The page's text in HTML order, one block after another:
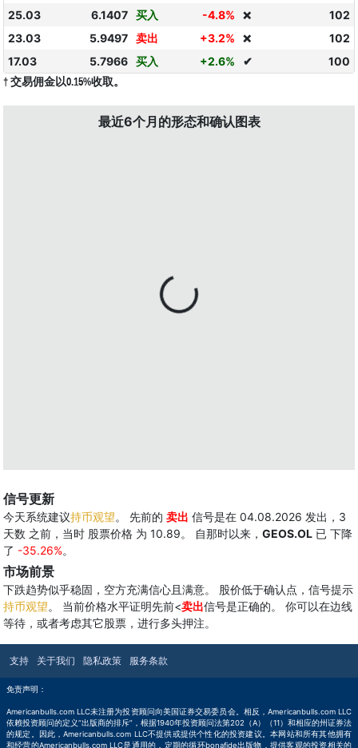
25.03
6.1407 买入 -4.8% ❌
102
23.03
5.9497 卖出 +3.2% ❌
102
17.03
5.7966 买入 +2.6% ✔ 100
† 交易佣金以0.15%收取。
最近6个月的形态和确认图表
信号更新
今天系统建议持币观望。 先前的 卖出 信号是在 04.08.2026 发出，3
天数 之前，当时 股票价格 为 10.89。 自那时以来， GEOS.OL 已 下降
了 -35.26%。
市场前景
下跌趋势似乎稳固，空方充满信心且满意。 股价低于确认点，信号提示
持币观望。 当前价格水平证明先前<卖出信号是正确的。 你可以在边线
等待，或者考虑其它股票，进行多头押注。
支持 关于我们 隐私政策 服务条款
免责声明：
Americanbulls.com LLC未注册为投资顾问向美国证券交易委员会。相反，Americanbulls.com LLC
依赖投资顾问的定义“出版商的排斥”，根据1940年投资顾问法第202（A）（11）和相应的州证券法
的规定。因此，Americanbulls.com LLC不提供或提供个性化的投资建议。本网站和所有其他拥有
和经营的Americanbulls.com LLC是通用的，定期的循环bonafide出版物，提供客观的投资相关的